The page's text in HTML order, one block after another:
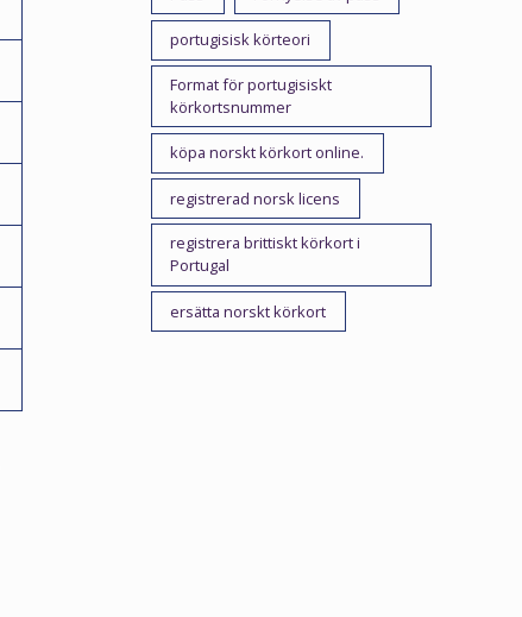
portugisisk körteori
Format för portugisiskt
körkortsnummer
köpa norskt körkort online.
registrerad norsk licens
registrera brittiskt körkort i
Portugal
ersätta norskt körkort